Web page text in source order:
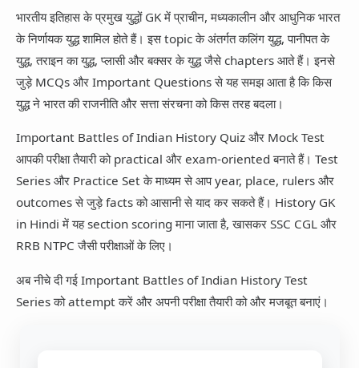
Entertainment
Twitter
Snapchat
भारतीय इतिहास के प्रमुख युद्धों GK में प्राचीन, मध्यकालीन और आधुनिक भारत
के निर्णायक युद्ध शामिल होते हैं। इस topic के अंतर्गत कलिंग युद्ध, पानीपत के
युद्ध, तराइन का युद्ध, प्लासी और बक्सर के युद्ध जैसे chapters आते हैं। इनसे
जुड़े MCQs और Important Questions से यह समझ आता है कि किस
युद्ध ने भारत की राजनीति और सत्ता संरचना को किस तरह बदला।
Important Battles of Indian History Quiz और Mock Test
आपकी परीक्षा तैयारी को practical और exam-oriented बनाते हैं। Test
Series और Practice Set के माध्यम से आप year, place, rulers और
outcomes से जुड़े facts को आसानी से याद कर सकते हैं। History GK
in Hindi में यह section scoring माना जाता है, खासकर SSC CGL और
RRB NTPC जैसी परीक्षाओं के लिए।
अब नीचे दी गई Important Battles of Indian History Test
Series को attempt करें और अपनी परीक्षा तैयारी को और मजबूत बनाएं।